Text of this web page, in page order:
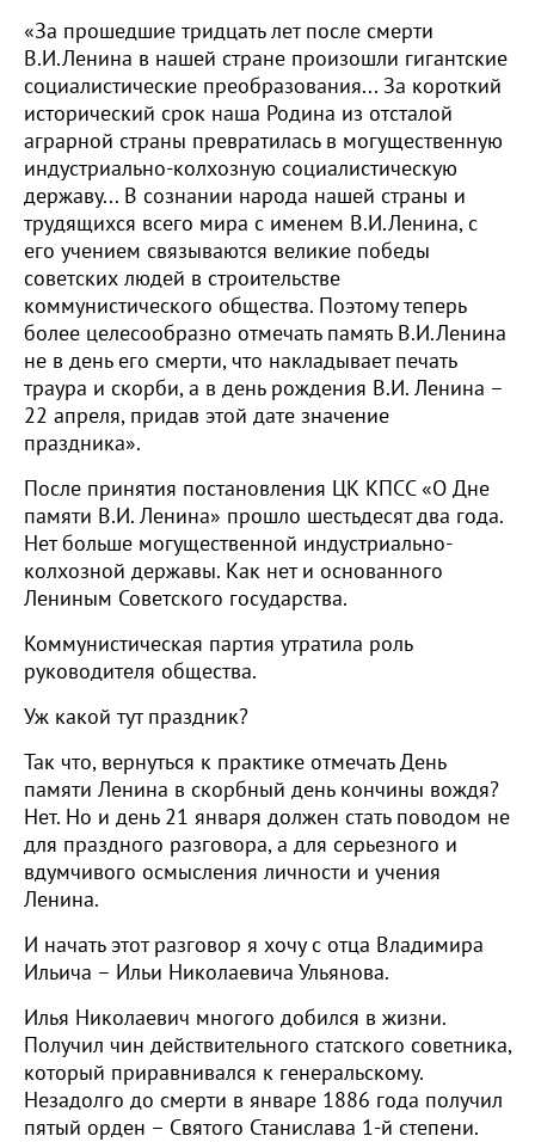
«За прошедшие тридцать лет после смерти
В.И.Ленина в нашей стране произошли гигантские
социалистические преобразования... За короткий
исторический срок наша Родина из отсталой
аграрной страны превратилась в могущественную
индустриально-колхозную социалистическую
державу... В сознании народа нашей страны и
трудящихся всего мира с именем В.И.Ленина, с
его учением связываются великие победы
советских людей в строительстве
коммунистического общества. Поэтому теперь
более целесообразно отмечать память В.И.Ленина
не в день его смерти, что накладывает печать
траура и скорби, а в день рождения В.И. Ленина –
22 апреля, придав этой дате значение
праздника».
После принятия постановления ЦК КПСС «О Дне
памяти В.И. Ленина» прошло шестьдесят два года.
Нет больше могущественной индустриально-
колхозной державы. Как нет и основанного
Лениным Советского государства.
Коммунистическая партия утратила роль
руководителя общества.
Уж какой тут праздник?
Так что, вернуться к практике отмечать День
памяти Ленина в скорбный день кончины вождя?
Нет. Но и день 21 января должен стать поводом не
для праздного разговора, а для серьезного и
вдумчивого осмысления личности и учения
Ленина.
И начать этот разговор я хочу с отца Владимира
Ильича – Ильи Николаевича Ульянова.
Илья Николаевич многого добился в жизни.
Получил чин действительного статского советника,
который приравнивался к генеральскому.
Незадолго до смерти в январе 1886 года получил
пятый орден – Святого Станислава 1-й степени.